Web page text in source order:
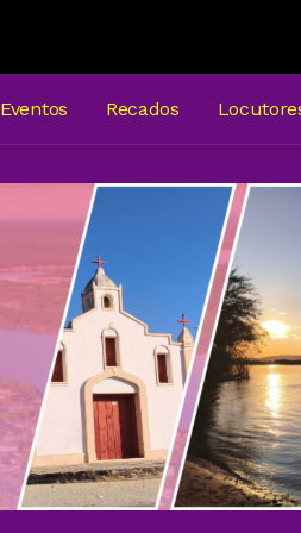
Eventos Recados